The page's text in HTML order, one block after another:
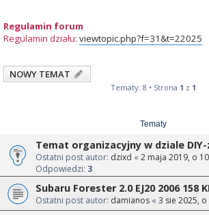
Regulamin forum
Regulamin działu: viewtopic.php?f=31&t=22025
NOWY TEMAT
Tematy: 8 • Strona 1 z 1
Tematy
Temat organizacyjny w dziale
Ostatni post autor: dzixd « 2 maja 2019, o
Odpowiedzi: 3
Subaru Forester 2.0 EJ20 2006 158
Ostatni post autor: damianos « 3 sie 2025, o